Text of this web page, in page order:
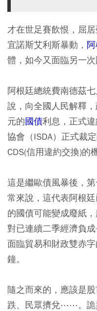
才在世足賽飲恨，屈
宜諾斯艾利斯暴動，
體，如今又面臨另一次
阿根廷總統費南德茲
說，向全國人民解釋
元的國債利息，正式
協會（ISDA）正式裁
CDS(信用違約交換)的
這是繼歐債風暴後，
常來說，這代表阿根
的國債可能變成廢紙
對已連續二季經濟負
面臨貿易和財政雙赤
鐘。
隨之而來的，應該是
跌、民眾擠兌⋯⋯。詭